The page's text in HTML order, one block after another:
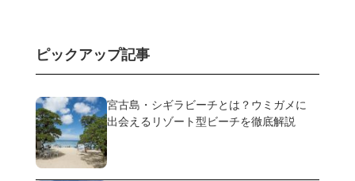
ピックアップ記事
宮古島・シギラビーチとは？ウミガメに
出会えるリゾート型ビーチを徹底解説